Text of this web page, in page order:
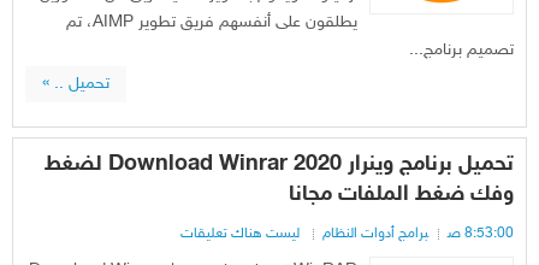
يطلقون على أنفسهم فريق تطوير AIMP، تم
تصميم برنامج...
تحميل .. »
تحميل برنامج وينرار Download Winrar 2020 لضغط
وفك ضغط الملفات مجانا
8:53:00 ص برامج أدوات النظام ليست هناك تعليقات